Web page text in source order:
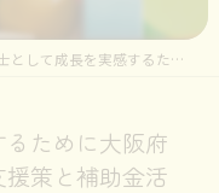
を実感するために大阪府茨木市で知っておきたい支援策と補助金活用ガイド
ために大阪府
策と補助金活